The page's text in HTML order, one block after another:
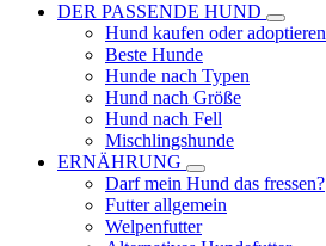
DER PASSENDE HUND
Hund kaufen oder adoptieren
Beste Hunde
Hunde nach Typen
Hund nach Größe
Hund nach Fell
Mischlingshunde
ERNÄHRUNG
Darf mein Hund das fressen?
Futter allgemein
Welpenfutter